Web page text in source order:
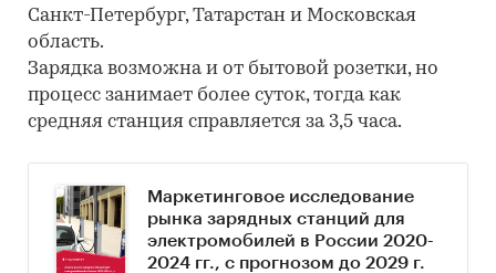
Санкт-Петербург, Татарстан и Московская
область.
Зарядка возможна и от бытовой розетки, но
процесс занимает более суток, тогда как
средняя станция справляется за 3,5 часа.
Маркетинговое исследование
рынка зарядных станций для
электромобилей в России 2020-
2024 гг., с прогнозом до 2029 г.